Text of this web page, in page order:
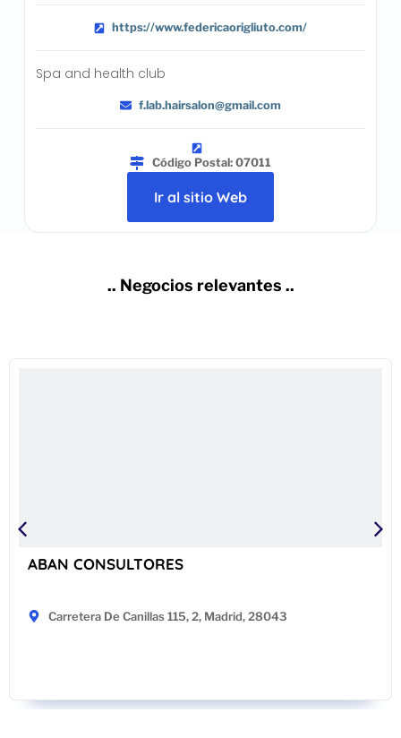
https://www.federicaorigliuto.com/
Spa and health club
f.lab.hairsalon@gmail.com
Código Postal: 07011
Ir al sitio Web
.. Negocios relevantes ..
ABAN CONSULTORES
Carretera De Canillas 115, 2, Madrid, 28043